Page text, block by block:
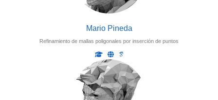
Mario Pineda
Refinamiento de mallas poligonales por inserción de puntos